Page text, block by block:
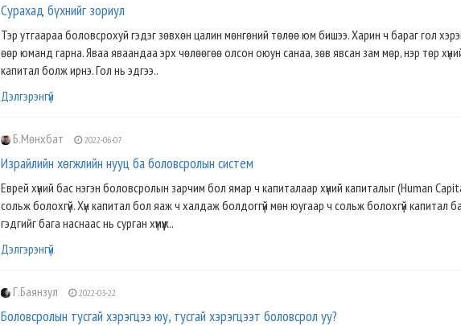
Сурахад бүхнийг зориул
Тэр утгаараа боловсрохуй гэдэг зөвхөн цалин мөнгөний төлөө юм бишээ. Харин ч бараг гол
өөр юманд гарна. Яваа яваандаа эрх чөлөөгөө олсон оюун санаа, зөв явсан зам мөр, нэр төр
капитал болж ирнэ. Гол нь эдгээ..
Дэлгэрэнгүй
Б.Мөнхбат 2022-06-07
Израйлийн хөгжлийн нууц ба боловсролын систем
Еврей хүний бас нэгэн боловсролын зарчим бол ямар ч капиталаар хүний капиталыг (Human
сольж болохгүй. Хүн капитал бол яаж ч халдаж болдоггүй мөн юугаар ч сольж болохгүй капитал
гэдгийг бага наснаас нь сурган хүмүүж..
Дэлгэрэнгүй
Г.Баянзул 2022-03-22
Боловсролын тусгай хэрэгцээ юу, тусгай хэрэгцээт боловсрол уу?